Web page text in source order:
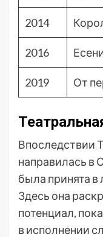
2014
2016
2019 От
Впоследствии
направилась в
была принята в
Здесь она
потенциал,
в исполнении